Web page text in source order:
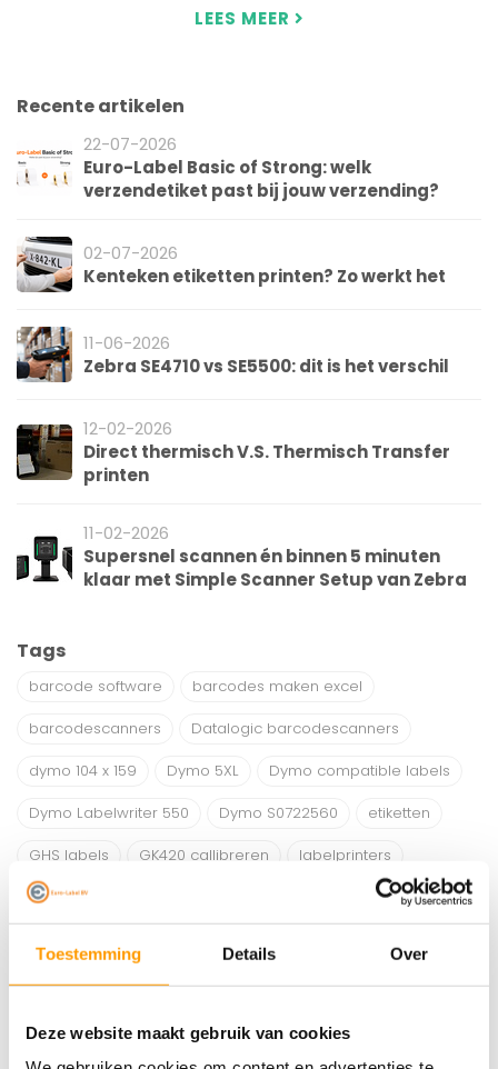
Toestemming Details Over
Deze website maakt gebruik van cookies
LEES MEER
Recente artikelen
22-07-2026
Euro-Label Basic of Strong: welk
verzendetiket past bij jouw verzending?
02-07-2026
Kenteken etiketten printen? Zo werkt het
11-06-2026
Zebra SE4710 vs SE5500: dit is het verschil
12-02-2026
Direct thermisch V.S. Thermisch Transfer
printen
11-02-2026
Supersnel scannen én binnen 5 minuten
klaar met Simple Scanner Setup van Zebra
Tags
barcode software
barcodes maken excel
barcodescanners
Datalogic barcodescanners
dymo 104 x 159
Dymo 5XL
Dymo compatible labels
Dymo Labelwriter 550
Dymo S0722560
etiketten
GHS labels
GK420 callibreren
labelprinters
Presentatiescanner
Verschil tussen GK420 en ZD421
Zebra barcodescanners
Zebra GK420 cleanining